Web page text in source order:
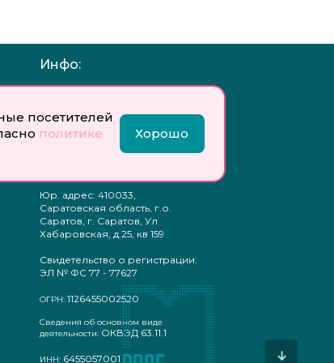
посетителей
политике
Хорошо
Инфо:
Учредитель: Общество с
ответственностью
«Профобразование»
Главный редактор: Богатырева
Юр. адрес: 410033,
Саратовская область, г.о.
Саратов, г. Саратов, Ул
Хабаровская, д.25, кв 159
Свидетельство о регистрации:
ЭЛ № ФС 77 - 77627
ОГРН: 1126455002520
Сведения об основном виде
деятельности: ОКВЭД 63.11.1
ИНН: 6455057001 ↓